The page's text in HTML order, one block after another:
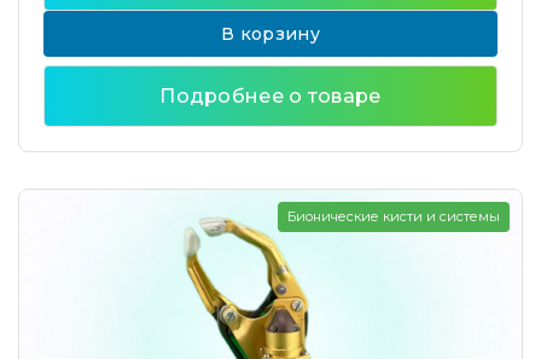
В корзину
Подробнее о товаре
Бионические кисти и системы